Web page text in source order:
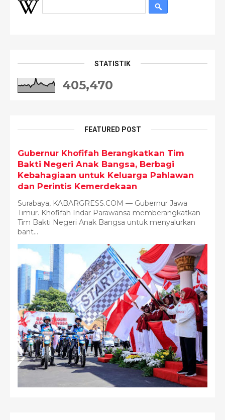
STATISTIK
405,470
FEATURED POST
Gubernur Khofifah Berangkatkan Tim
Bakti Negeri Anak Bangsa, Berbagi
Kebahagiaan untuk Keluarga Pahlawan
dan Perintis Kemerdekaan
Surabaya, KABARGRESS.COM — Gubernur Jawa
Timur. Khofifah Indar Parawansa memberangkatkan
Tim Bakti Negeri Anak Bangsa untuk menyalurkan
bant...